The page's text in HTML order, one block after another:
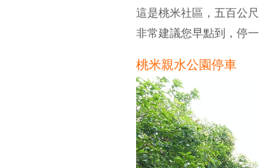
這是桃米社區，五百公
非常建議您早點到，停
桃米親水公園停車